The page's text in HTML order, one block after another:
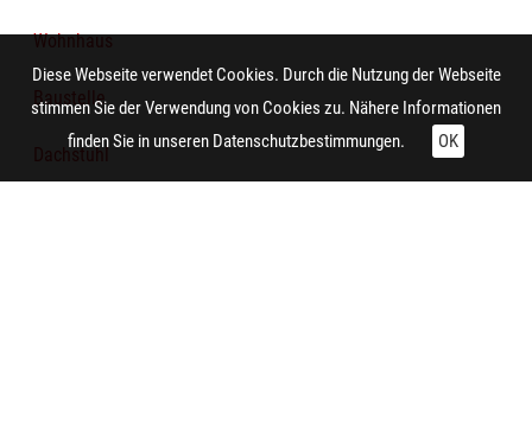
Wohnhaus
Baustelle
Dachstuhl
Diese Webseite verwendet Cookies. Durch die Nutzung der Webseite
stimmen Sie der Verwendung von Cookies zu. Nähere Informationen
finden Sie in unseren Datenschutzbestimmungen. OK